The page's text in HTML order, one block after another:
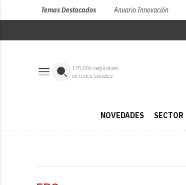
Temas Destacados Anuario Innovación
125,000 seguidores
en redes sociales
NOVEDADES SECTOR